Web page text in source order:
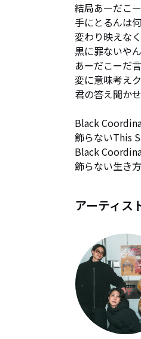
結局あーだこ
手にとるんは
変わり映えな
黒に罪ないや
あーだこーだ
変に意味考え
君の答え聞か
Black
飾らないThis
Black
飾らない生き
アーティス